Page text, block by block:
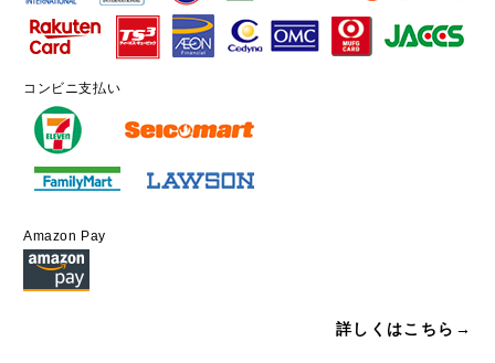
コンビニ支払い
Amazon Pay
詳しくはこちら→